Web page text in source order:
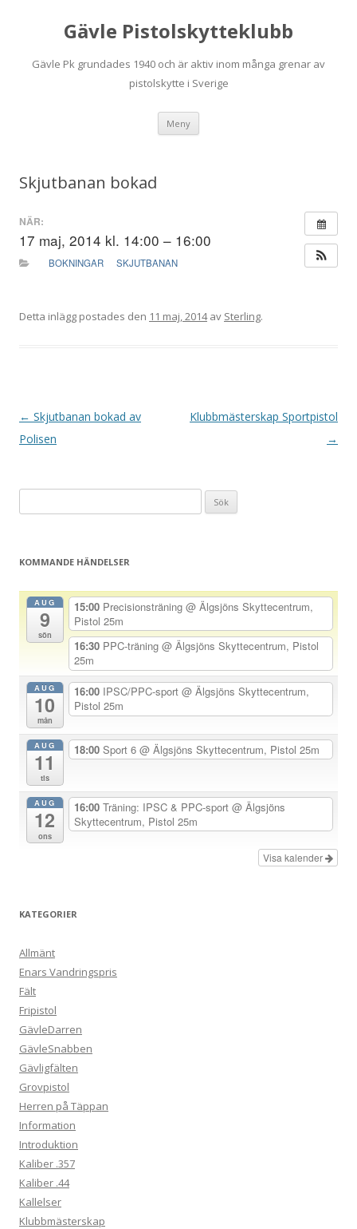
Gävle Pistolskytteklubb
Gävle Pk grundades 1940 och är aktiv inom många grenar av
pistolskytte i Sverige
Meny
Skjutbanan bokad
NÄR:
17 maj, 2014 kl. 14:00 – 16:00
BOKNINGAR SKJUTBANAN
Detta inlägg postades den 11 maj, 2014av Sterling.
I
n
a
← Skjutbanan bokad av
Polisen
Klubbmästerskap Sportpistol
→
efter:
KOMMANDE HÄNDELSER
AUG
9
sön
15:00 Precisionsträning @ Älgsjöns Skyttecentrum,
Pistol 25m
16:30 PPC-träning @ Älgsjöns Skyttecentrum, Pistol
25m
AUG
10
mån
16:00 IPSC/PPC-sport @ Älgsjöns Skyttecentrum,
Pistol 25m
AUG
11
tis
18:00 Sport 6 @ Älgsjöns Skyttecentrum, Pistol 25m
AUG
12
ons
16:00 Träning: IPSC & PPC-sport @ Älgsjöns
Skyttecentrum, Pistol 25m
Visa kalender
KATEGORIER
Allmänt
Enars Vandringspris
Fält
Fripistol
GävleDarren
GävleSnabben
Gävligfälten
Grovpistol
Herren på Täppan
Information
Introduktion
Kaliber .357
Kaliber .44
Kallelser
Klubbmästerskap